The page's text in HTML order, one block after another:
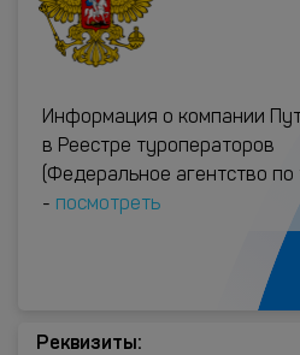
Информация о компании
в Реестре туроператоров
(Федеральное агентство по
- посмотреть
Реквизиты: